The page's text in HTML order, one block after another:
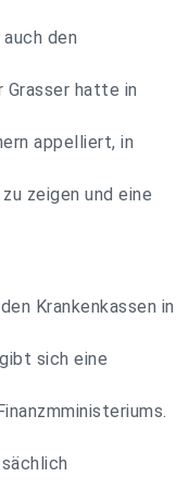
den
Grasser hatte in
appelliert, in
zeigen und eine
Krankenkassen in
sich eine